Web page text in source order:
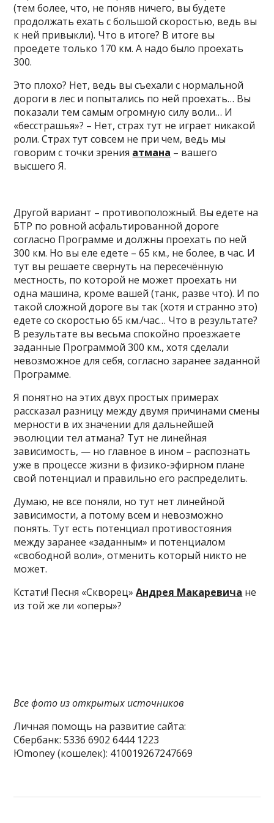
(тем более, что, не поняв ничего, вы будете
продолжать ехать с большой скоростью, ведь вы
к ней привыкли). Что в итоге? В итоге вы
проедете только 170 км. А надо было проехать
300.
Это плохо? Нет, ведь вы съехали с нормальной
дороги в лес и попытались по ней проехать… Вы
показали тем самым огромную силу воли… И
«бесстрашья»? – Нет, страх тут не играет никакой
роли. Страх тут совсем не при чем, ведь мы
говорим с точки зрения атмана – вашего
высшего Я.
Другой вариант – противоположный. Вы едете на
БТР по ровной асфальтированной дороге
согласно Программе и должны проехать по ней
300 км. Но вы еле едете – 65 км., не более, в час. И
тут вы решаете свернуть на пересечённую
местность, по которой не может проехать ни
одна машина, кроме вашей (танк, разве что). И по
такой сложной дороге вы так (хотя и странно это)
едете со скоростью 65 км./час… Что в результате?
В результате вы весьма спокойно проезжаете
заданные Программой 300 км., хотя сделали
невозможное для себя, согласно заранее заданной
Программе.
Я понятно на этих двух простых примерах
рассказал разницу между двумя причинами смены
мерности в их значении для дальнейшей
эволюции тел атмана? Тут не линейная
зависимость, — но главное в ином – распознать
уже в процессе жизни в физико-эфирном плане
свой потенциал и правильно его распределить.
Думаю, не все поняли, но тут нет линейной
зависимости, а потому всем и невозможно
понять. Тут есть потенциал противостояния
между заранее «заданным» и потенциалом
«свободной воли», отменить который никто не
может.
Кстати! Песня «Скворец»Андрея Макаревича не
из той же ли «оперы»?
Все фото из открытых источников
Личная помощь на развитие сайта:
Сбербанк: 5336 6902 6444 1223
Юmoney (кошелек): 410019267247669